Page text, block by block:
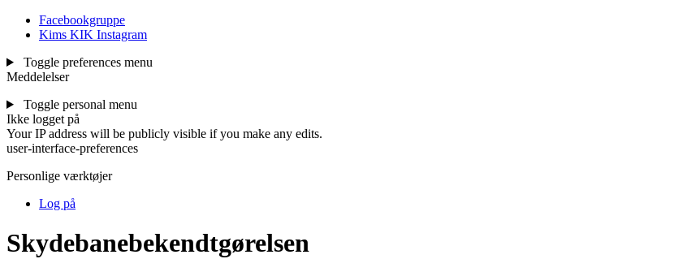
Facebookgruppe
Kims KIK Instagram
Toggle preferences menu
Meddelelser
Toggle personal menu
Ikke logget på
Your IP address will be publicly visible if you make any edits.
user-interface-preferences
Personlige værktøjer
Log på
Skydebanebekendtgørelsen